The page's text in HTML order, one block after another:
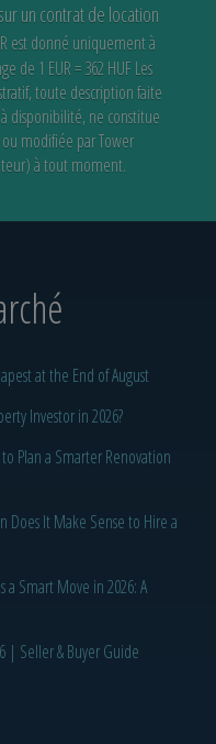
un contrat de location
est donné uniquement à
de 1 EUR = 362 HUFLes
toute description faite
disponibilité,ne constitue
modifiée par Tower
à tout moment.
at the End of August
Investor in 2026?
Plan a Smarter Renovation
Does It Make Sense to Hire a
a Smart Move in 2026: A
| Seller & Buyer Guide